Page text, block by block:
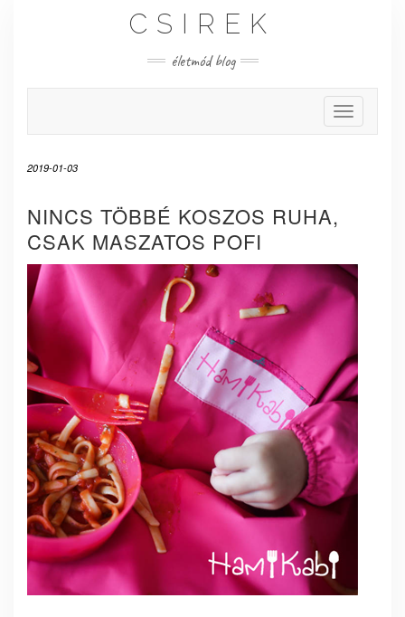
CSIREK
életmód blog
Toggle
2019-01-03
NINCS TÖBBÉ KOSZOS RUHA,
CSAK MASZATOS POFI